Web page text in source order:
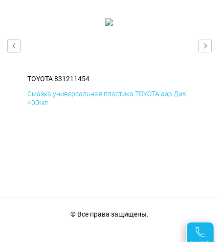
TOYOTA 831211454
Смазка универсальная пластика TOYOTA аэр ДиК
400мл
© Все права защищены.